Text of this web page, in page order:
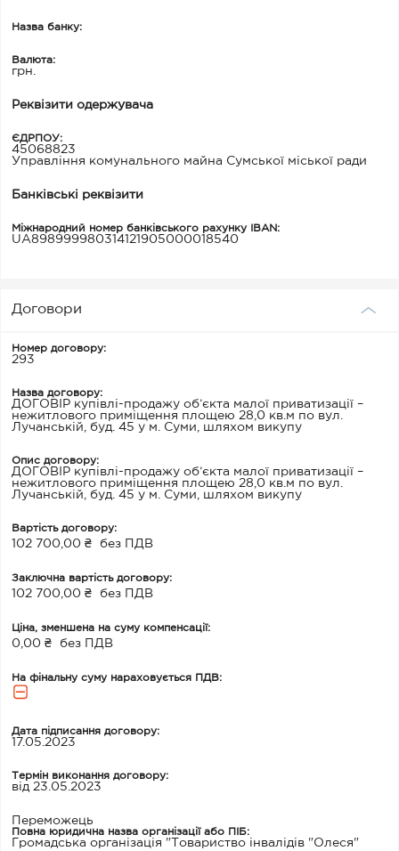
Назва банку:
Валюта:
грн.
Реквізити одержувача
ЄДРПОУ:
45068823
Управління комунального майна Сумської міської ради
Банківські реквізити
Міжнародний номер банківського рахунку IBAN:
UA898999980314121905000018540
Договори
Номер договору:
293
Назва договору:
ДОГОВІР купівлі-продажу об’єкта малої приватизації –
нежитлового приміщення площею 28,0 кв.м по вул.
Лучанській, буд. 45 у м. Суми, шляхом викупу
Опис договору:
ДОГОВІР купівлі-продажу об’єкта малої приватизації –
нежитлового приміщення площею 28,0 кв.м по вул.
Лучанській, буд. 45 у м. Суми, шляхом викупу
Вартість договору:
102 700,00 ₴ без ПДВ
Заключна вартість договору:
102 700,00 ₴ без ПДВ
Ціна, зменшена на суму компенсації:
0,00 ₴ без ПДВ
На фінальну суму нараховується ПДВ:
Дата підписання договору:
17.05.2023
Термін виконання договору:
від 23.05.2023
Переможець
Повна юридична назва організації або ПІБ:
Громадська організація "Товариство інвалідів "Олеся"